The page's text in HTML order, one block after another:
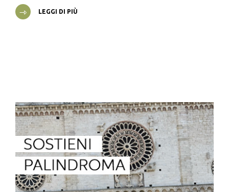
LEGGI DI PIÙ